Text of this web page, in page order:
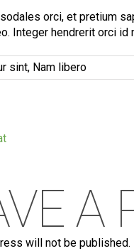
orci, et pretium
Integer hendrerit orci id
sint, Nam libero
A
will not be published.